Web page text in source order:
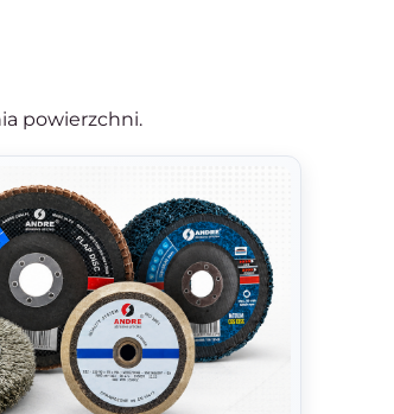
powierzchni.